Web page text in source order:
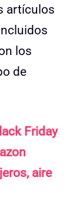
artículos
los
de
Friday
aire